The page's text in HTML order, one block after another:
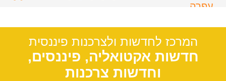
עפרה
המרכז לחדשות ולצרכנות פיננסית
חדשות אקטואליה, פיננסים,
וחדשות צרכנות